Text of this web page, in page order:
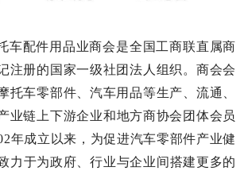
车配件用品业商会是全国工商联直属商
注册的国家一级社团法 人 组织 。 商会会
托车零部件、汽车用品等生产 流通
业链 上下游企业和地方商协会 团 体会 员
2年成立以来 ， 为促进汽车零部件产业健
力于为政府 、行业与企业间搭建更多的